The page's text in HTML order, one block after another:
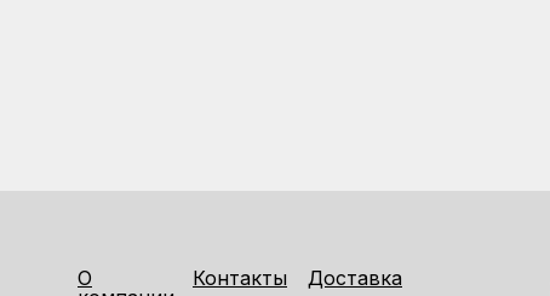
О
Контакты Доставка